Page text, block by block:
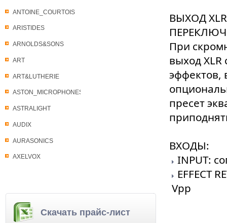
ANTOINE_COURTOIS
ARISTIDES
ARNOLDS&SONS
ART
ART&LUTHERIE
ASTON_MICROPHONES
ASTRALIGHT
AUDIX
AURASONICS
AXELVOX
Скачать прайс-лист
ВЫХОД
При
выход
эффектов,
пресет
ВХОДЫ:
INPUT:
EFFECT
Vpp